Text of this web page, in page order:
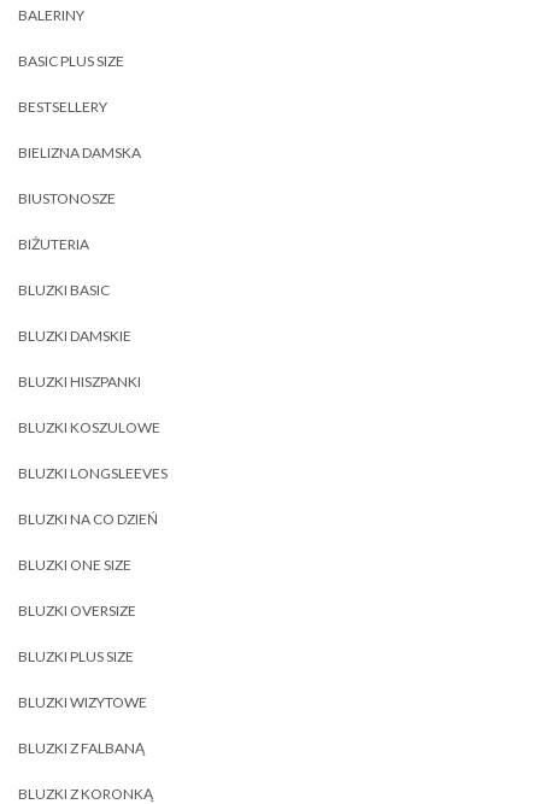
BALERINY
BASIC PLUS SIZE
BESTSELLERY
BIELIZNA DAMSKA
BIUSTONOSZE
BIŻUTERIA
BLUZKI BASIC
BLUZKI DAMSKIE
BLUZKI HISZPANKI
BLUZKI KOSZULOWE
BLUZKI LONGSLEEVES
BLUZKI NA CO DZIEŃ
BLUZKI ONE SIZE
BLUZKI OVERSIZE
BLUZKI PLUS SIZE
BLUZKI WIZYTOWE
BLUZKI Z FALBANĄ
BLUZKI Z KORONKĄ